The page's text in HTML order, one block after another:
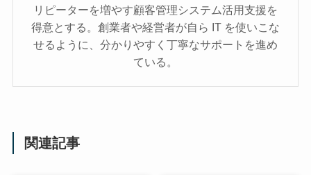
リピーターを増やす顧客管理システム活用支援を
得意とする。創業者や経営者が自ら IT を使いこな
せるように、分かりやすく丁寧なサポートを進め
ている。
関連記事